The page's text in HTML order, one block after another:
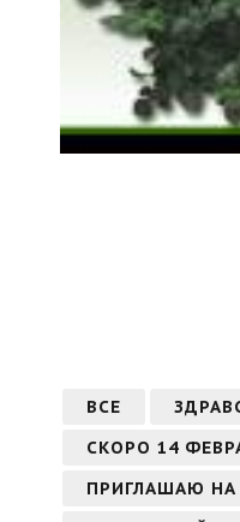
ВСЕ
СКОРО 14
ПРИГЛАШАЮ